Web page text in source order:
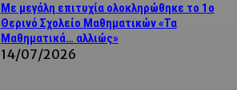
Με μεγάλη επιτυχία ολοκληρώθηκε το 1ο
Θερινό Σχολείο Μαθηματικών «Τα
Μαθηματικά… αλλιώς»
14/07/2026